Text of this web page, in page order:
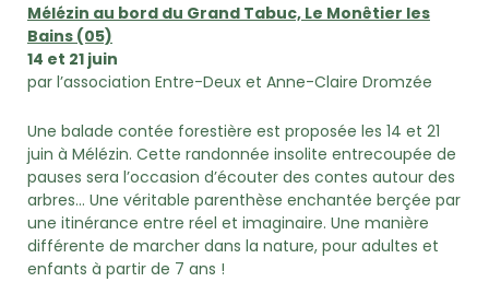
Mélézin au bord du Grand Tabuc, Le Monêtier les
Bains (05)
14 et 21 juin
par l’association Entre-Deux et Anne-Claire Dromzée
Une balade contée forestière est proposée les 14 et 21
juin à Mélézin. Cette randonnée insolite entrecoupée de
pauses sera l’occasion d’écouter des contes autour des
arbres… Une véritable parenthèse enchantée berçée par
une itinérance entre réel et imaginaire. Une manière
différente de marcher dans la nature, pour adultes et
enfants à partir de 7 ans !